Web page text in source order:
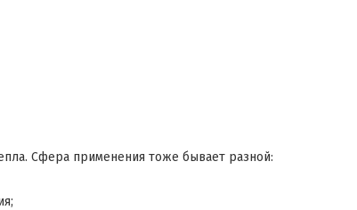
Сфера применения тоже бывает разной: